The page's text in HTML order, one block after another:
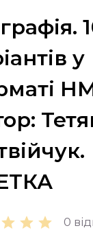
у
0
4 клас
9 клас
11 клас
вашу